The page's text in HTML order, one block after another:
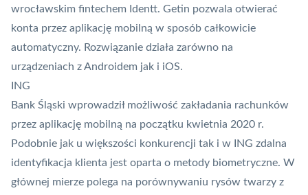
wrocławskim fintechem Identt. Getin pozwala otwierać
konta przez aplikację mobilną w sposób całkowicie
automatyczny. Rozwiązanie działa zarówno na
urządzeniach z Androidem jak i iOS.
ING
Bank Śląski wprowadził możliwość zakładania rachunków
przez aplikację mobilną na początku kwietnia 2020 r.
Podobnie jak u większości konkurencji tak i w ING zdalna
identyfikacja klienta jest oparta o metody biometryczne. W
głównej mierze polega na porównywaniu rysów twarzy z